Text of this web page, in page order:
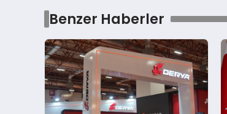
Benzer Haberler